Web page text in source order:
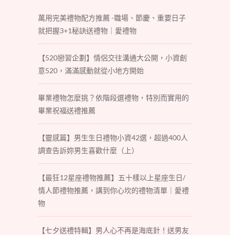
萬用完美禮物配方推薦 -職場、節慶、重要日子
就把握3+1秘訣送禮物｜愛禮物
【520戀習企劃】情侶交往溝通大公開，小資創
意520，滿滿感動就從小地方開始
畢業禮物怎麼挑？依階段選禮物，特別而實用的
畢業祝福送禮推薦
【靈感篇】男生生日禮物小資42選，超過400人
調查告訴妳男生喜歡什麼（上）
【最狂12星座禮物推薦】五十樣以上星座生日/
情人節禮物推薦，講到你心坎的禮物清單｜愛禮
物
【七夕送禮特輯】男人心不再是海底針！送男友